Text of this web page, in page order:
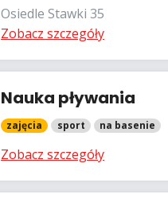
Osiedle Stawki 35
Zobacz szczegóły
Nauka pływania
zajęcia sport na basenie
Zobacz szczegóły